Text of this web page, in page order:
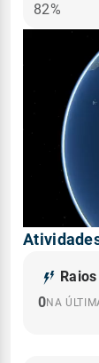
82%
Raios
0NA